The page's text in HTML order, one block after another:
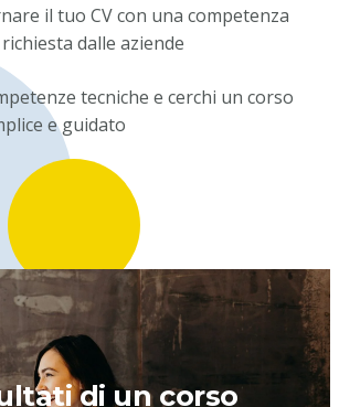
il tuo CV con una competenza
dalle aziende
tecniche e cerchi un corso
e guidato
di un corso